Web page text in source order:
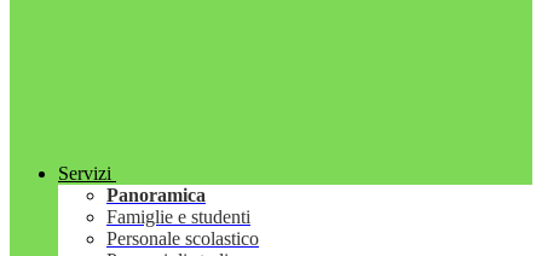
Servizi
Panoramica
Famiglie e studenti
Personale scolastico